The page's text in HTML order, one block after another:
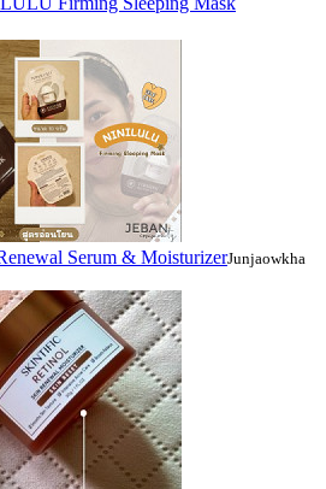
Serum & MoisturizerJunjaowkha